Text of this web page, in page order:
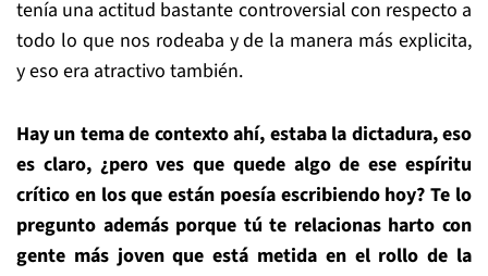
tenía una actitud bastante controversial con respecto a
todo lo que nos rodeaba y de la manera más explicita,
y eso era atractivo también.
Hay un tema de contexto ahí, estaba la dictadura, eso
es claro, ¿pero ves que quede algo de ese espíritu
crítico en los que están poesía escribiendo hoy? Te lo
pregunto además porque tú te relacionas harto con
gente más joven que está metida en el rollo de la